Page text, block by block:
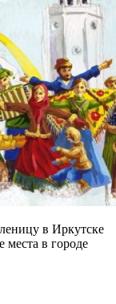
в Иркутске
места в городе